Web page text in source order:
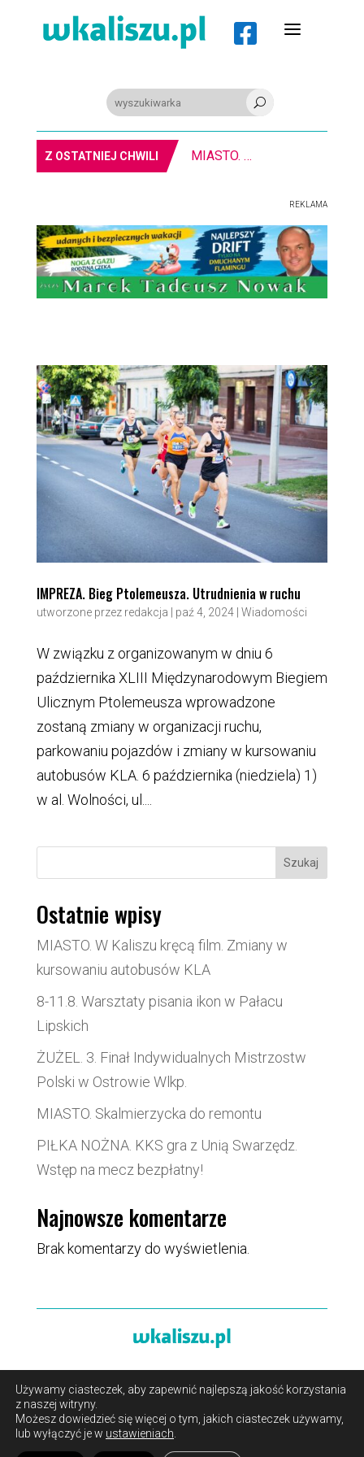
 a
U
Z OSTATNIEJ CHWILI MIASTO. W Kaliszu kręcą film. Zmiany w kursowaniu autobusów KLA
REKLAMA
IMPREZA. Bieg Ptolemeusza. Utrudnienia w ruchu
utworzone przez redakcja paź 4, 2024| Wiadomości
W związku z organizowanym w dniu 6
października XLIII Międzynarodowym Biegiem
Ulicznym Ptolemeusza wprowadzone
zostaną zmiany w organizacji ruchu,
parkowaniu pojazdów i zmiany w kursowaniu
autobusów KLA. 6 października (niedziela) 1)
w al. Wolności, ul....
Szukaj
Ostatnie wpisy
MIASTO. W Kaliszu kręcą film. Zmiany w
kursowaniu autobusów KLA
8-11.8. Warsztaty pisania ikon w Pałacu
Lipskich
ŻUŻEL. 3. Finał Indywidualnych Mistrzostw
Polski w Ostrowie Wlkp.
MIASTO. Skalmierzycka do remontu
PIŁKA NOŻNA. KKS gra z Unią Swarzędz.
Wstęp na mecz bezpłatny!
Najnowsze komentarze
Brak komentarzy do wyświetlenia.
O portalu/Reklama/ Polityka prywatności i pliki cookies
/Kontakt
Używamy ciasteczek, aby zapewnić najlepszą jakość korzystania
z naszej witryny.
Możesz dowiedzieć się więcej o tym, jakich ciasteczek używamy,
lub wyłączyć je w ustawieniach